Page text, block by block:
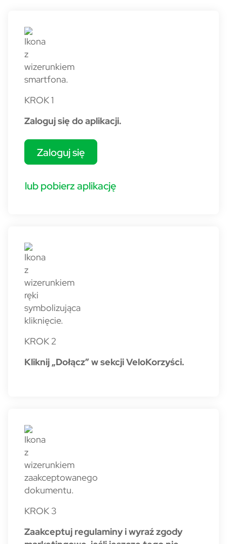
KROK 1
Zaloguj się do aplikacji.
Zaloguj się
lub pobierz aplikację
KROK 2
Kliknij „Dołącz” w sekcji VeloKorzyści.
KROK 3
Zaakceptuj regulaminy i wyraź zgody